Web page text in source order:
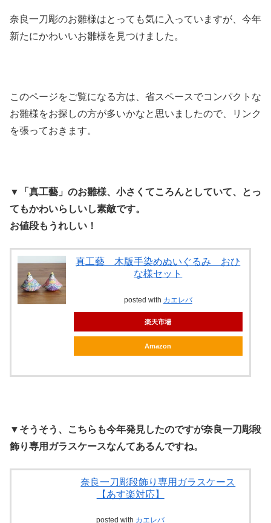
奈良一刀彫のお雛様はとっても気に入っていますが、今年
新たにかわいいお雛様を見つけました。
このページをご覧になる方は、省スペースでコンパクトな
お雛様をお探しの方が多いかなと思いましたので、リンク
を張っておきます。
▼「真工藝」のお雛様、小さくてころんとしていて、とっ
てもかわいらしいし素敵です。
お値段もうれしい！
真工藝 木版手染めぬいぐるみ おひ
な様セット
posted with カエレバ
楽天市場
Amazon
▼ そうそう、こちらも今年発見したのですが奈良一刀彫段
飾り専用ガラスケースなんてあるんですね。
奈良一刀彫段飾り専用ガラスケース
【あす楽対応】
posted with カエレバ